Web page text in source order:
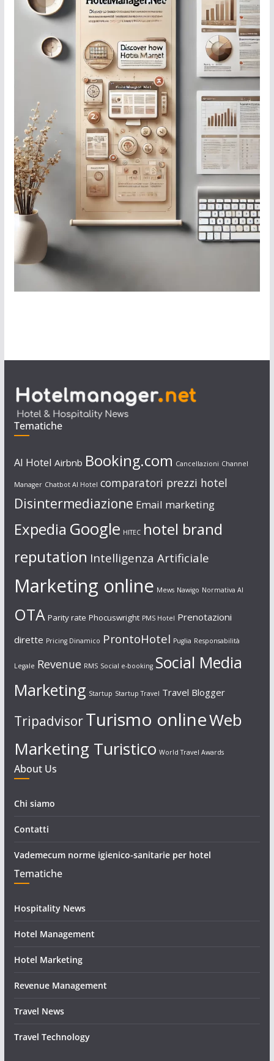
Tematiche
AI Hotel Airbnb Booking.com Cancellazioni Channel
Manager Chatbot AI Hotel comparatori prezzi hotel
Disintermediazione Email marketing
Expedia Google HITEC hotel brand
reputation Intelligenza Artificiale
Marketing online Mews Nawigo Normativa AI
OTA Parity rate Phocuswright PMS Hotel Prenotazioni
dirette Pricing Dinamico ProntoHotel Puglia Responsabilità
Legale Revenue RMS Social e-booking Social Media
Marketing Startup Startup Travel Travel Blogger
TripadvisorTurismo onlineWeb
Marketing Turistico World Travel Awards
About Us
Chi siamo
Contatti
Vademecum norme igienico-sanitarie per hotel
Tematiche
Hospitality News
Hotel Management
Hotel Marketing
Revenue Management
Travel News
Travel Technology